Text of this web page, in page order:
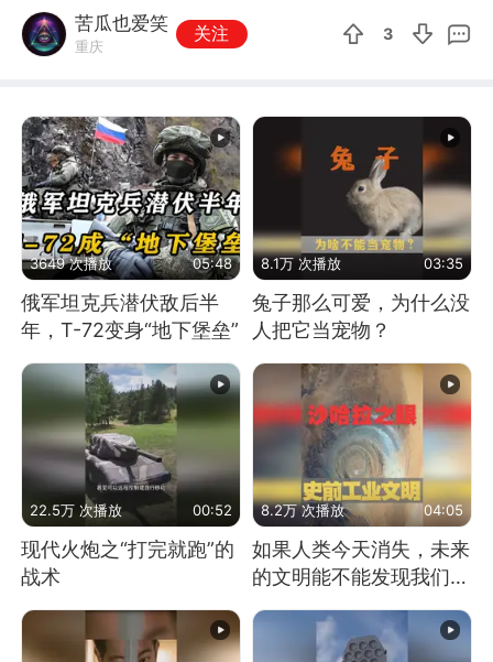
苦瓜也爱笑
重庆
关注 3
3649 次播放 05:48
俄军坦克兵潜伏敌后半
年，T-72变身“地下堡垒”
8.1万 次播放 03:35
兔子那么可爱，为什么没
人把它当宠物？
22.5万 次播放 00:52
现代火炮之“打完就跑”的
战术
8.2万 次播放 04:05
如果人类今天消失，未来
的文明能不能发现我们存